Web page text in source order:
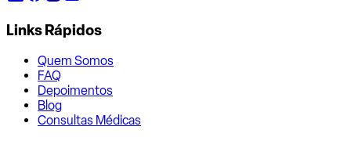
Links Rápidos
Quem Somos
FAQ
Depoimentos
Blog
Consultas Médicas